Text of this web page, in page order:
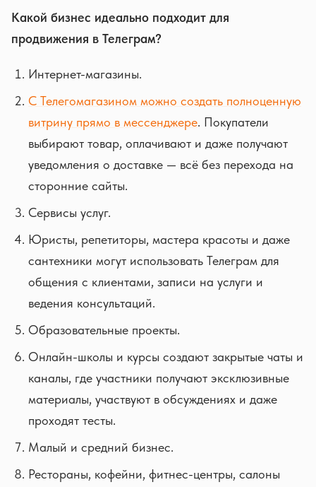
Какой бизнес идеально подходит для
продвижения в Телеграм?
Интернет-магазины.
С Телегомагазином можно создать полноценную
витрину прямо в мессенджере. Покупатели
выбирают товар, оплачивают и даже получают
уведомления о доставке — всё без перехода на
сторонние сайты.
Сервисы услуг.
Юристы, репетиторы, мастера красоты и даже
сантехники могут использовать Телеграм для
общения с клиентами, записи на услуги и
ведения консультаций.
Образовательные проекты.
Онлайн-школы и курсы создают закрытые чаты и
каналы, где участники получают эксклюзивные
материалы, участвуют в обсуждениях и даже
проходят тесты.
Малый и средний бизнес.
Рестораны, кофейни, фитнес-центры, салоны